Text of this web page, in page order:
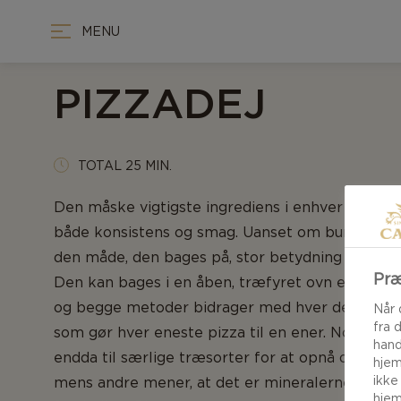
MENU
PIZZADEJ
TOTAL 25 MIN.
Den måske vigtigste ingrediens i enhver pizza
både konsistens og smag. Uanset om bunden
den måde, den bages på, stor betydning for
Den kan bages i en åben, træfyret ovn eller i
og begge metoder bidrager med hver deres
som gør hver eneste pizza til en ener. Nogle
endda til særlige træsorter for at opnå den
mens andre mener, at det er mineralerne i det
Når
fra